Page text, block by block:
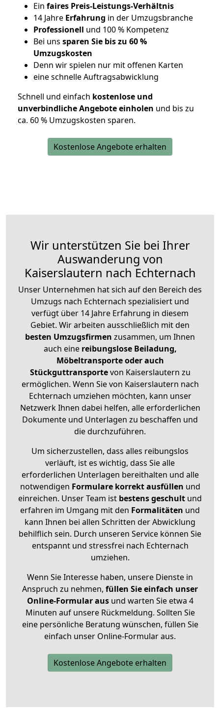
Ein faires Preis-Leistungs-Verhältnis
14 Jahre Erfahrung in der Umzugsbranche
Professionell und 100 % Kompetenz
Bei uns sparen Sie bis zu 60 %
Umzugskosten
Denn wir spielen nur mit offenen Karten
eine schnelle Auftragsabwicklung
Schnell und einfach kostenlose und
unverbindliche Angebote einholen und bis zu
ca. 60 % Umzugskosten sparen.
Kostenlose Angebote erhalten
Wir unterstützen Sie bei Ihrer
Auswanderung von
Kaiserslautern nach Echternach
Unser Unternehmen hat sich auf den Bereich des
Umzugs nach Echternach spezialisiert und
verfügt über 14 Jahre Erfahrung in diesem
Gebiet. Wir arbeiten ausschließlich mit den
besten Umzugsfirmen zusammen, um Ihnen
auch eine reibungslose Beiladung,
Möbeltransporte oder auch
Stückguttransportevon Kaiserslautern zu
ermöglichen. Wenn Sie von Kaiserslautern nach
Echternach umziehen möchten, kann unser
Netzwerk Ihnen dabei helfen, alle erforderlichen
Dokumente und Unterlagen zu beschaffen und
die durchzuführen.
Um sicherzustellen, dass alles reibungslos
verläuft, ist es wichtig, dass Sie alle
erforderlichen Unterlagen bereithalten und alle
notwendigen Formulare korrekt ausfüllen und
einreichen. Unser Team ist bestens geschult und
erfahren im Umgang mit den Formalitäten und
kann Ihnen bei allen Schritten der Abwicklung
behilflich sein. Durch unseren Service können Sie
entspannt und stressfrei nach Echternach
umziehen.
Wenn Sie Interesse haben, unsere Dienste in
Anspruch zu nehmen, füllen Sie einfach unser
Online-Formular ausund warten Sie etwa 4
Minuten auf unsere Rückmeldung. Sollten Sie
eine persönliche Beratung wünschen, füllen Sie
einfach unser Online-Formular aus.
Kostenlose Angebote erhalten